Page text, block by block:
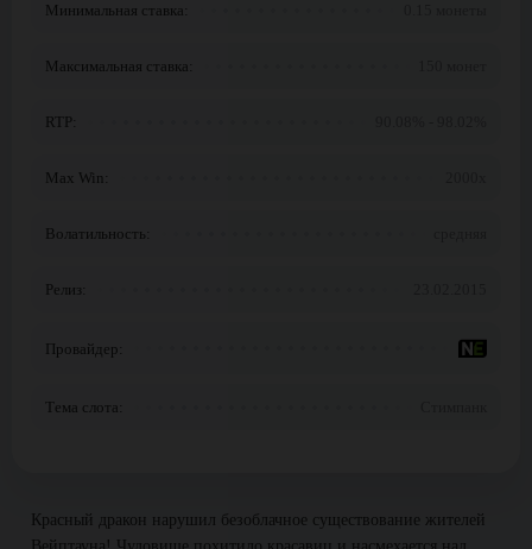
Минимальная ставка:
Максимальная ставка:
RTP:
Max Win:
Волатильность:
Релиз:
Провайдер:
Тема слота:
Красный дракон нарушил безоблачное существование жителей